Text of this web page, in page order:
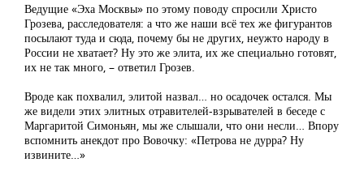
Ведущие «Эха Москвы» по этому поводу спросили Христо
Грозева, расследователя: а что же наши всё тех же фигурантов
посылают туда и сюда, почему бы не других, неужто народу в
России не хватает? Ну это же элита, их же специально готовят,
их не так много, – ответил Грозев.
Вроде как похвалил, элитой назвал… но осадочек остался. Мы
же видели этих элитных отравителей-взрывателей в беседе с
Маргаритой Симоньян, мы же слышали, что они несли… Впору
вспомнить анекдот про Вовочку: «Петрова не дурра? Ну
извините…»